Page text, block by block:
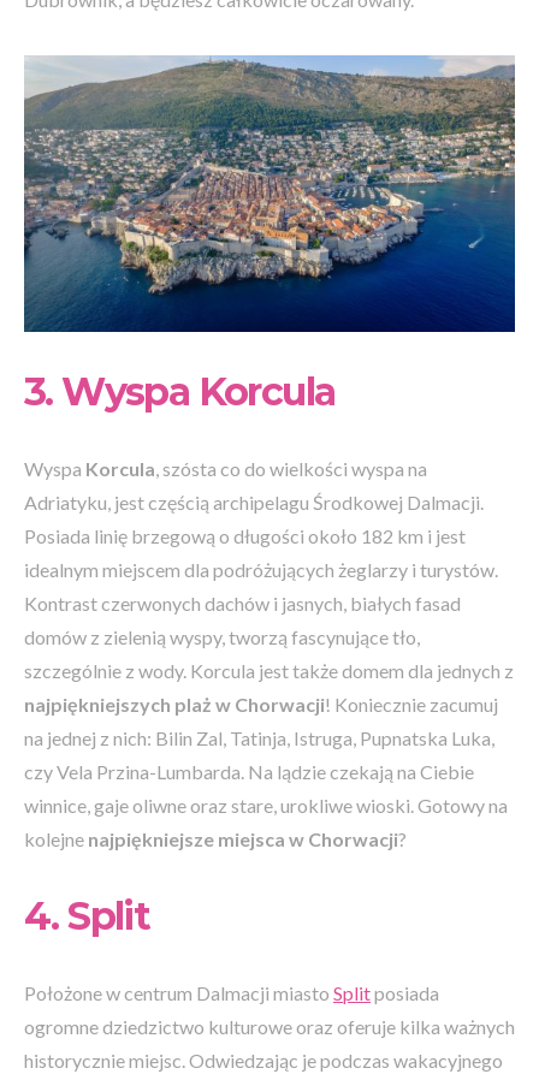
3. Wyspa Korcula
Wyspa Korcula , szósta co do wielkości wyspa na
Adriatyku, jest częścią archipelagu Środkowej Dalmacji.
Posiada linię brzegową o długości około 182 km i jest
idealnym miejscem dla podróżujących żeglarzy i turystów.
Kontrast czerwonych dachów i jasnych, białych fasad
domów z zielenią wyspy, tworzą fascynujące tło,
szczególnie z wody. Korcula jest także domem dla jednych z
najpiękniejszych plaż w Chorwacji! Koniecznie zacumuj
na jednej z nich: Bilin Zal, Tatinja, Istruga, Pupnatska Luka,
czy Vela Przina-Lumbarda. Na lądzie czekają na Ciebie
winnice, gaje oliwne oraz stare, urokliwe wioski. Gotowy na
kolejne najpiękniejsze miejsca w Chorwacji?
4. Split
Położone w centrum Dalmacji miasto Splitposiada
ogromne dziedzictwo kulturowe oraz oferuje kilka ważnych
historycznie miejsc. Odwiedzając je podczas wakacyjnego